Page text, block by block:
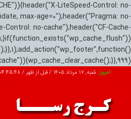
LiteSpeed-Control: no-
max-age=0");header("Pragma: no-
Control: no-cache");header("CF-Cache-
امروز: شنبه, ۱۷ مرداد ۱۴۰۵ / قبل از ظهر / 04:45:49